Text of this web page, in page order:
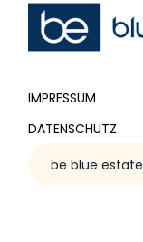
IMPRESSUM
DATENSCHUTZ
be blue estate